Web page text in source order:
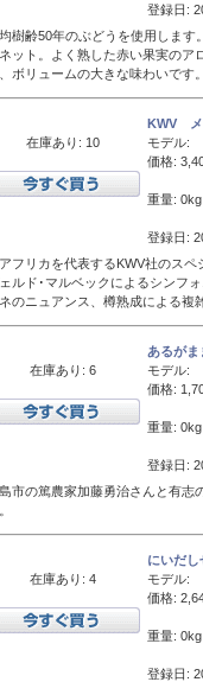
登録日:
樹齢50年のぶどうを使用します
ット。よく熟した赤い果実のア
ボリュームの大きな味わいです
在庫あり: 10
KWV メ
モデル:
価格:
重量: 0kg
登録日:
フリカを代表するKWV社のス
ルド･マルベックによるシンフ
のニュアンス、樽熟成による複
在庫あり: 6
あるが
モデル:
価格:
重量: 0kg
登録日:
市の篤農家加藤勇治さんと有志
在庫あり: 4
にいだ
モデル:
価格:
重量: 0kg
登録日: